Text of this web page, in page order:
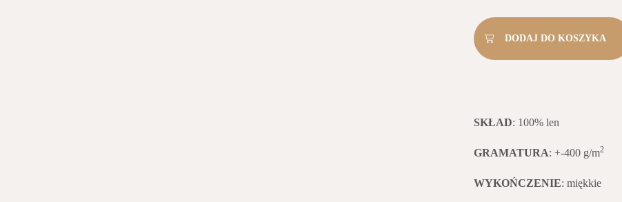
SKŁAD: 100% len
GRAMATURA: +-400 g/m2
WYKOŃCZENIE: miękkie